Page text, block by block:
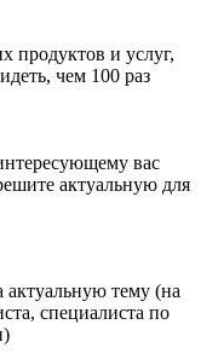
продуктов и услуг,
чем 100 раз
вас
актуальную для
актуальную тему (на
специалиста по